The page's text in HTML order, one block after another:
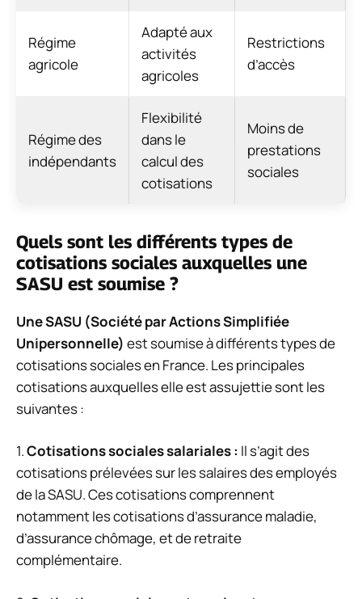
Régime
agricole
Adapté aux
activités
agricoles
Restrictions
d’accès
Régime des
indépendants
Flexibilité
dans le
calcul des
cotisations
Moins de
prestations
sociales
Quels sont les différents types de
cotisations sociales auxquelles une
SASU est soumise ?
Une SASU (Société par Actions Simplifiée
Unipersonnelle) est soumise à différents types de
cotisations sociales en France. Les principales
cotisations auxquelles elle est assujettie sont les
suivantes :
1.Cotisations sociales salariales : Il s’agit des
cotisations prélevées sur les salaires des employés
de la SASU. Ces cotisations comprennent
notamment les cotisations d’assurance maladie,
d’assurance chômage, et de retraite
complémentaire.